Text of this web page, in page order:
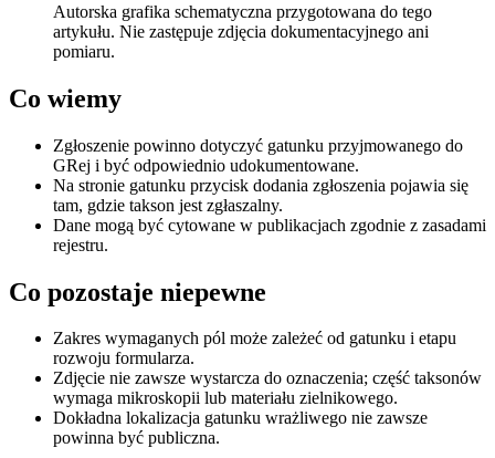
Autorska grafika schematyczna przygotowana do tego
artykułu. Nie zastępuje zdjęcia dokumentacyjnego ani
pomiaru.
Co wiemy
Zgłoszenie powinno dotyczyć gatunku przyjmowanego do
GRej i być odpowiednio udokumentowane.
Na stronie gatunku przycisk dodania zgłoszenia pojawia się
tam, gdzie takson jest zgłaszalny.
Dane mogą być cytowane w publikacjach zgodnie z zasadami
rejestru.
Co pozostaje niepewne
Zakres wymaganych pól może zależeć od gatunku i etapu
rozwoju formularza.
Zdjęcie nie zawsze wystarcza do oznaczenia; część taksonów
wymaga mikroskopii lub materiału zielnikowego.
Dokładna lokalizacja gatunku wrażliwego nie zawsze
powinna być publiczna.